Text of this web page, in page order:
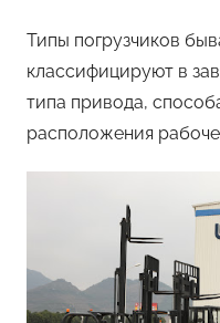
Типы погрузчиков
классифицируют в
типа привода,
расположения